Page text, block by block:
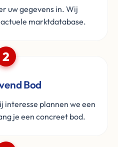
uw gegevens in. Wij
marktdatabase.
2
Bod
interesse plannen we een
je een concreet bod.